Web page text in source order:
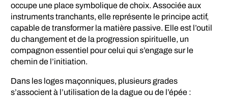
occupe une place symbolique de choix. Associée aux
instruments tranchants, elle représente le principe actif,
capable de transformer la matière passive. Elle est l’outil
du changement et de la progression spirituelle, un
compagnon essentiel pour celui qui s’engage sur le
chemin de l’initiation.
Dans les loges maçonniques, plusieurs grades
s’associent à l’utilisation de la dague ou de l’épée :